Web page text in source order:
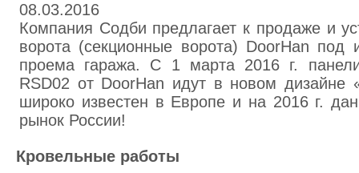
08.03.2016
Компания Содби предлагает к продаже и
ворота (секционные ворота) DoorHan под
проема гаража. С 1 марта 2016 г. панели
RSD02 от DoorHan идут в новом дизайне
широко известен в Европе и на 2016 г.
рынок России!
Кровельные работы